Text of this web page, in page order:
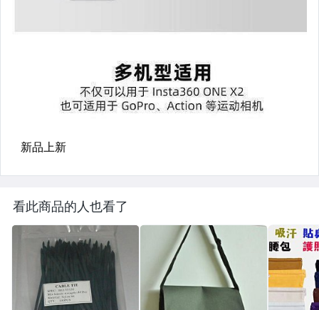
看此商品的人也看了